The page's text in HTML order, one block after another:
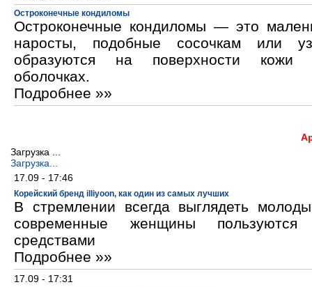
Остроконечные кондиломы
Остроконечные кондиломы — это
наросты, подобные сосочкам или
образуются на поверхности кожи
оболочках.
Подробнее »»
Загрузка ...
Загрузка...
17.09 - 17:46
Корейский бренд illiyoon, как один из самых лучших
В стремлении всегда выглядеть
современные женщины пользуются
средствами
Подробнее »»
17.09 - 17:31